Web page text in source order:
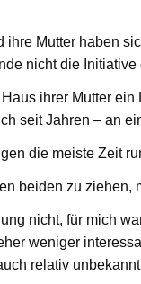
ihre Mutter haben
nicht die
ihrer Mutter
seit Jahren – an
die meiste Zeit
beiden zu ziehen,
nicht, für mich
weniger
relativ